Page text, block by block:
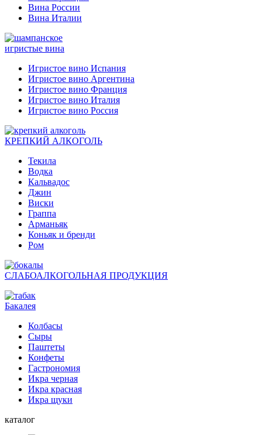
Вина России
Вина Италии
игристые вина
Игристое вино Испания
Игристое вино Аргентина
Игристое вино Франция
Игристое вино Италия
Игристое вино Россия
КРЕПКИЙ АЛКОГОЛЬ
Текила
Водка
Кальвадос
Джин
Виски
Граппа
Арманьяк
Коньяк и бренди
Ром
СЛАБОАЛКОГОЛЬНАЯ ПРОДУКЦИЯ
Бакалея
Колбасы
Сыры
Паштеты
Конфеты
Гастрономия
Икра черная
Икра красная
Икра щуки
каталог